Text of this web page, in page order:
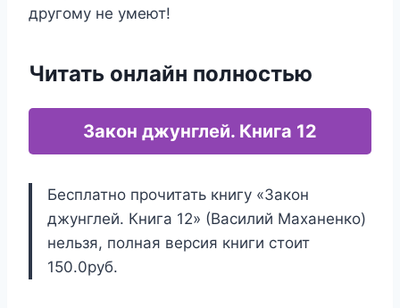
другому не умеют!
Читать онлайн полностью
Закон джунглей. Книга 12
Бесплатно прочитать книгу «Закон
джунглей. Книга 12» (Василий Маханенко)
нельзя, полная версия книги стоит
150.0руб.